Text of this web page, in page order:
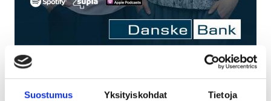
Suostumus Yksityiskohdat Tietoja
Suositun Taloudellinen mielenrauha